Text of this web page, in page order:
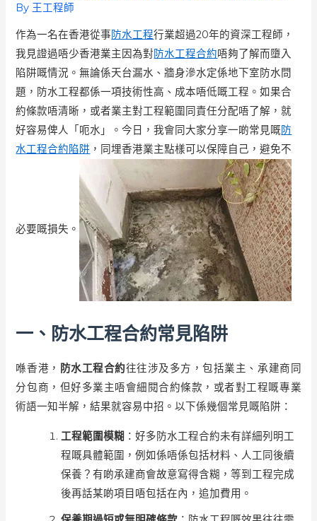
By 王工程師
作為一名在香港從事防水工程行業超過20年的資深工程師，
我見證過唔少香港業主因為對防水工程合約唔夠了解而墮入
陷阱嘅情況。無論係天台漏水、牆身滲水定係地下室防水問
題，防水工程都係一項技術性高、成本唔低嘅工程。如果合
約條款唔清晰，或者業主對工程範圍同責任分配唔了解，就
好容易俾人「呃水」。今日，我會同大家分享一啲常見嘅防
水工程合約陷阱 ，同埋香港業主點樣可以保障自己，避免不
必要嘅損失。
一、防水工程合約常見陷阱
喺香港， 防水工程合約往往涉及多方，包括業主、承建商同
分包商，但好多業主唔會細閱合約條款，或者對工程嘅專業
術語一知半解，結果就容易中招。以下係幾個常見嘅陷阱：
工程範圍模糊 ：好多防水工程合約未有詳細列明工
程嘅具體範圍，例如係唔係包括材料、人工同後續
保養？有啲承建商會故意寫得含糊，等到工程完成
後再話某啲項目唔包括在內，追加費用。